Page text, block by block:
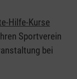
Hilfe-Kurse
Sportverein
bei